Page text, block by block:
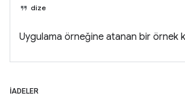
dize
Uygulama örneğine atanan bir örnek
İADELER